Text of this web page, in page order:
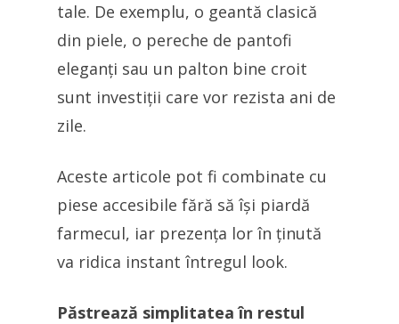
tale. De exemplu, o geantă clasică
din piele, o pereche de pantofi
eleganți sau un palton bine croit
sunt investiții care vor rezista ani de
zile.
Aceste articole pot fi combinate cu
piese accesibile fără să își piardă
farmecul, iar prezența lor în ținută
va ridica instant întregul look.
Păstrează simplitatea în restul